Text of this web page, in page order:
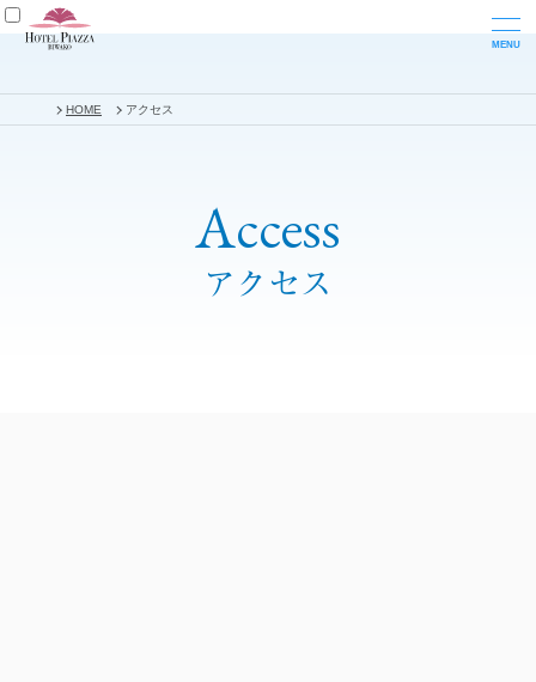
HOME アクセス
Access
アクセス